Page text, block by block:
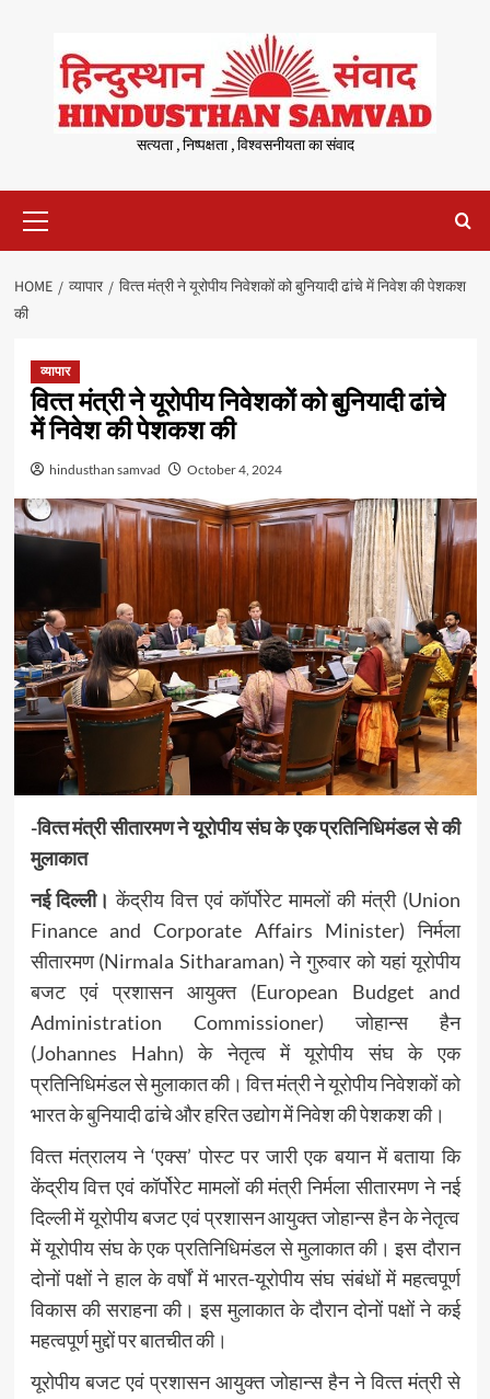
content
सत्यता , निष्पक्षता , विश्वसनीयता का संवाद
Menu
HOME व्यापार
वित्‍त मंत्री ने यूरोपीय निवेशकों को बुनियादी ढांचे में निवेश की पेशकश
की
व्यापार
वित्‍त मंत्री ने यूरोपीय निवेशकों को बुनियादी ढांचे
में निवेश की पेशकश की
hindusthan samvad October 4, 2024
-वित्‍त मंत्री सीतारमण ने यूरोपीय संघ के एक प्रतिनिधिमंडल से की
मुलाकात
नई दिल्ली। केंद्रीय वित्त एवं कॉर्पोरेट मामलों की मंत्री (Union
Finance and Corporate Affairs Minister) निर्मला
सीतारमण (Nirmala Sitharaman) ने गुरुवार को यहां यूरोपीय
बजट एवं प्रशासन आयुक्त (European Budget and
Administration Commissioner) जोहान्स हैन
(Johannes Hahn) के नेतृत्व में यूरोपीय संघ के एक
प्रतिनिधिमंडल से मुलाकात की। वित्त मंत्री ने यूरोपीय निवेशकों को
भारत के बुनियादी ढांचे और हरित उद्योग में निवेश की पेशकश की।
वित्‍त मंत्रालय ने ‘एक्‍स’ पोस्‍ट पर जारी एक बयान में बताया कि
केंद्रीय वित्त एवं कॉर्पोरेट मामलों की मंत्री निर्मला सीतारमण ने नई
दिल्‍ली में यूरोपीय बजट एवं प्रशासन आयुक्त जोहान्स हैन के नेतृत्व
में यूरोपीय संघ के एक प्रतिनिधिमंडल से मुलाकात की। इस दौरान
दोनों पक्षों ने हाल के वर्षों में भारत-यूरोपीय संघ संबंधों में महत्वपूर्ण
विकास की सराहना की। इस मुलाकात के दौरान दोनों पक्षों ने कई
महत्‍वपूर्ण मुद्दों पर बातचीत की।
यूरोपीय बजट एवं प्रशासन आयुक्त जोहान्स हैन ने वित्‍त मंत्री से